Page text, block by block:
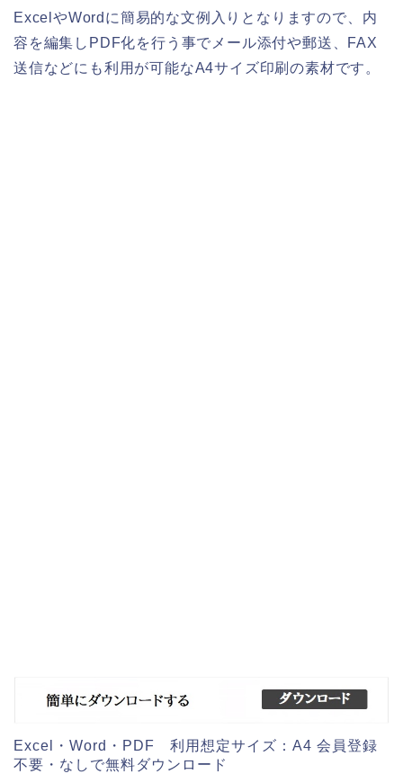
ExcelやWordに簡易的な文例入りとなりますので、内
容を編集しPDF化を行う事でメール添付や郵送、FAX
送信などにも利用が可能なA4サイズ印刷の素材です。
Excel・Word・PDF 利用想定サイズ：A4 会員登録
不要・なしで無料ダウンロード